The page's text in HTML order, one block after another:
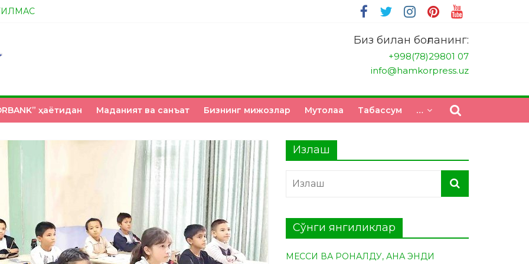
Биз билан боғланинг:
+998(78)29801 07
info@hamkorpress.uz
ҳаётидан Маданият ва санъат Бизнинг мижозлар Мутолаа Табасcум …
Излаш
Сўнги янгиликлар
МЕССИ ВА РОНАЛДУ, АНА ЭНДИ